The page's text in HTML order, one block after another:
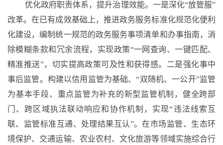
优化政府职责体系，提升治理效能。一是深化“放管服”
改革。在已有成效基础上，推进政务服务标准化规范化便利
化建设，编制统一规范的政务服务事项清单和办事指南，消
除模糊条款和冗余流程，实现政策“一网查询、一键匹配、
精准推送”，切实提高政策可及性和获得感。二是强化事中
事后监管。构建以信用监管为基础、“双随机、一公开”监管
为基本手段、重点监管为补充的新型监管机制，健全跨部
门、跨区域执法联动响应和协作机制，实现“违法线索互
联、监管标准互通、处理结果互认”。在市场监管、生态环
境保护、交通运输、农业农村、文化旅游等领域实施综合行